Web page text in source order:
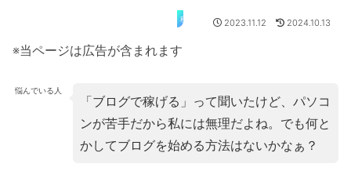
移動用 2023.11.12 2024.10.13
※当ページは広告が含まれます
悩んでいる人
「ブログで稼げる」って聞いたけど、パソコ
ンが苦手だから私には無理だよね。でも何と
かしてブログを始める方法はないかなぁ？